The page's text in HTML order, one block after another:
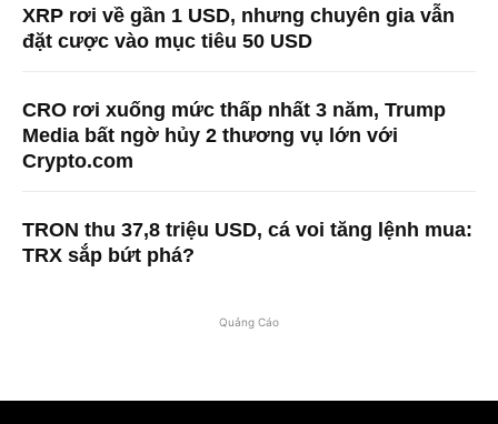
XRP rơi về gần 1 USD, nhưng chuyên gia vẫn
đặt cược vào mục tiêu 50 USD
CRO rơi xuống mức thấp nhất 3 năm, Trump
Media bất ngờ hủy 2 thương vụ lớn với
Crypto.com
TRON thu 37,8 triệu USD, cá voi tăng lệnh mua:
TRX sắp bứt phá?
Quảng Cáo